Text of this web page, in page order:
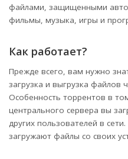
файлами, защищенными
фильмы, музыка, игры и
Как работает?
Прежде всего, вам нужно
загрузка и выгрузка файлов
Особенность торрентов в
центрального сервера вы
других пользователей в
загружают файлы со своих